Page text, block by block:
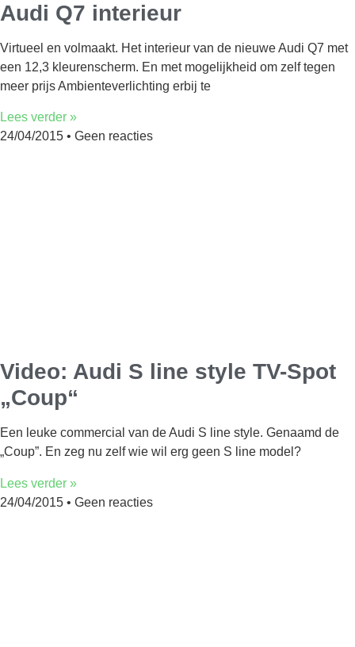
Audi Q7 interieur
Virtueel en volmaakt. Het interieur van de nieuwe Audi Q7 met
een 12,3 kleurenscherm. En met mogelijkheid om zelf tegen
meer prijs Ambienteverlichting erbij te
Lees verder »
24/04/2015
Geen reacties
Video: Audi S line style TV-Spot
„Coup“
Een leuke commercial van de Audi S line style. Genaamd de
„Coup”. En zeg nu zelf wie wil erg geen S line model?
Lees verder »
24/04/2015
Geen reacties